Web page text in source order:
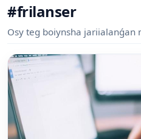
#frilanser
Osy teg boiynsha jariialanǵan